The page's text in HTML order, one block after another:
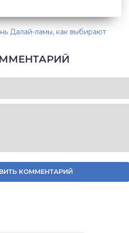
Далай-ламы, как выбирают
КОММЕНТАРИЙ